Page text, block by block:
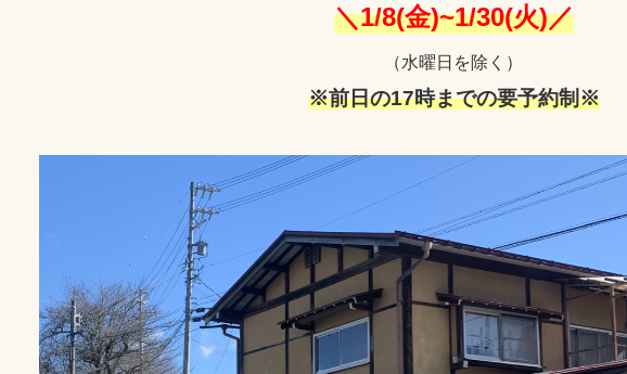
＼1/8(金)~1/30(火)／
（水曜日を除く）
※前日の17時までの要予約制※